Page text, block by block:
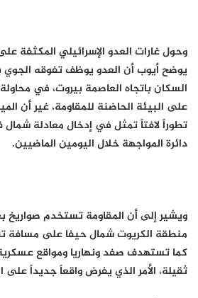
وحول غارات العدو الإسرائيلي المكثفة
يوضح أيوب أن العدو يوظف تفوقه
السكان باتجاه العاصمة بيروت، في
على البيئة الحاضنة للمقاومة، غير أن
تطوراً لافتاً تمثل في إدخال معادلة
دائرة المواجهة خلال اليومين الماضيين.
ويشير إلى أن المقاومة تستخدم صواريخ
منطقة الكريوت شمال حيفا على مسافة
كما تستهدف صفد ونهاريا ومواقع عسكرية
ثقيلة، الأمر الذي يفرض واقعاً جديداً على